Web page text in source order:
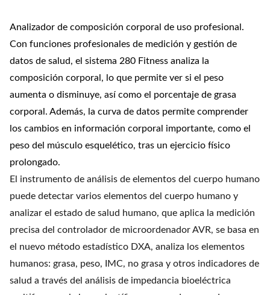
Analizador de composición corporal de uso profesional.
Con funciones profesionales de medición y gestión de
datos de salud, el sistema 280 Fitness analiza la
composición corporal, lo que permite ver si el peso
aumenta o disminuye, así como el porcentaje de grasa
corporal. Además, la curva de datos permite comprender
los cambios en información corporal importante, como el
peso del músculo esquelético, tras un ejercicio físico
prolongado.
El instrumento de análisis de elementos del cuerpo humano
puede detectar varios elementos del cuerpo humano y
analizar el estado de salud humano, que aplica la medición
precisa del controlador de microordenador AVR, se basa en
el nuevo método estadístico DXA, analiza los elementos
humanos: grasa, peso, IMC, no grasa y otros indicadores de
salud a través del análisis de impedancia bioeléctrica